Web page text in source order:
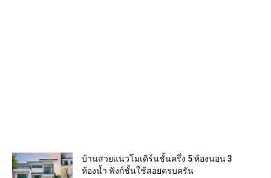
บ้านสวยแนวโมเดิร์นชั้นครึ่ง 5 ห้องนอน 3
ห้องน้ำ ฟังก์ชั้นใช้สอยครบครัน